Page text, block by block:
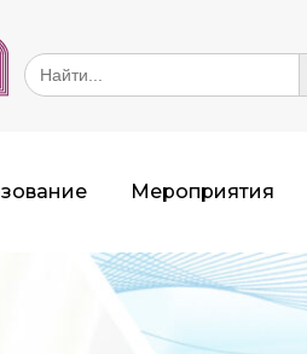
Search
for:
Мероприятия